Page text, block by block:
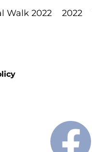
Walk 2022 2022